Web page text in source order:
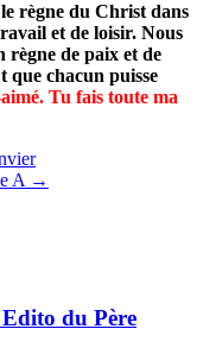
règne du Christ dans
et de loisir. Nous
règne de paix et de
que chacun puisse
Tu fais toute ma
A →
du Père